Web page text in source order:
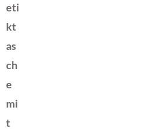
eti
kt
as
ch
e
mi
t